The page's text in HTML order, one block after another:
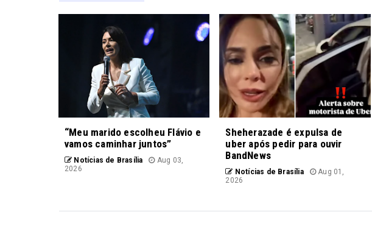
“Meu marido escolheu Flávio e
vamos caminhar juntos”
Notícias de Brasília
Aug 03,
2026
Sheherazade é expulsa de
uber após pedir para ouvir
BandNews
Notícias de Brasília
Aug 01,
2026